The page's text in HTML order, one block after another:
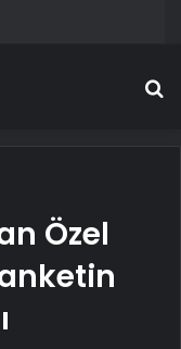
Özel